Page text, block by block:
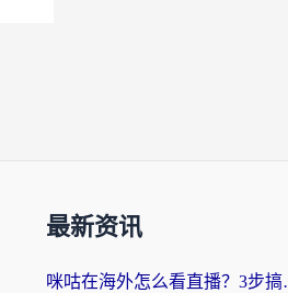
最新资讯
咪咕在海外